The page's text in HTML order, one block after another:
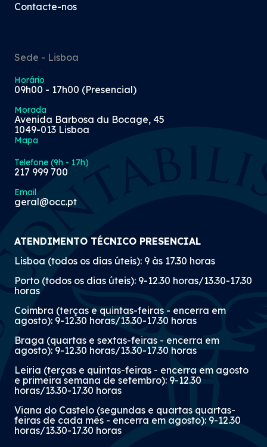
Contacte-nos
Sede - Lisboa
Horário
09h00 - 17h00 (Presencial)
Morada
Avenida Barbosa du Bocage, 45
1049-013 Lisboa
Mapa
Telefone (9h - 17h)
217 999 700
Email
geral@occ.pt
ATENDIMENTO TÉCNICO PRESENCIAL
Lisboa (todos os dias úteis): 9 às 17.30 horas
Porto (todos os dias úteis): 9-12.30 horas/13.30-17.30
horas
Coimbra (terças e quintas-feiras - encerra em
agosto): 9-12.30 horas/13.30-17.30 horas
Braga (quartas e sextas-feiras - encerra em
agosto): 9-12.30 horas/13.30-17.30 horas
Leiria (terças e quintas-feiras - encerra em agosto
e primeira semana de setembro): 9-12.30
horas/13.30-17.30 horas
Viana do Castelo (segundas e quartas quartas-
feiras de cada mês - encerra em agosto): 9-12.30
horas/13.30-17.30 horas